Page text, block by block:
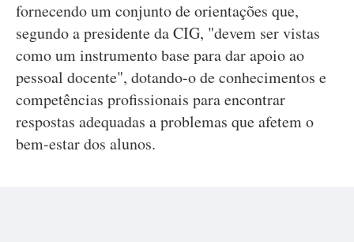
fornecendo um conjunto de orientações que,
segundo a presidente da CIG, "devem ser vistas
como um instrumento base para dar apoio ao
pessoal docente", dotando-o de conhecimentos e
competências profissionais para encontrar
respostas adequadas a problemas que afetem o
bem-estar dos alunos.